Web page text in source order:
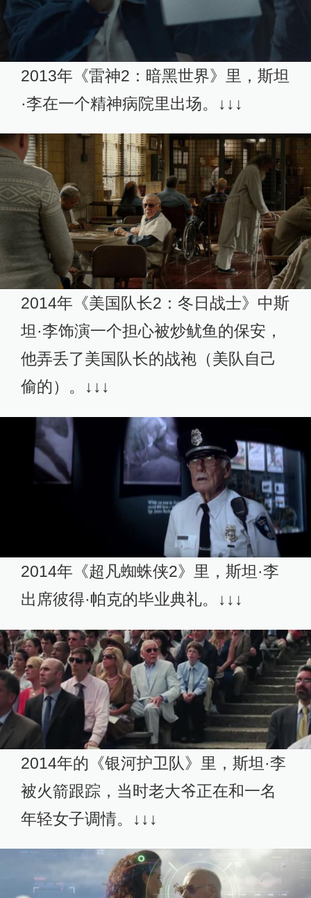
2013年《雷神2：暗黑世界》里，斯坦
·李在一个精神病院里出场。↓↓↓
2014年《美国队长2：冬日战士》中斯
坦·李饰演一个担心被炒鱿鱼的保安，
他弄丢了美国队长的战袍（美队自己
偷的）。↓↓↓
2014年《超凡蜘蛛侠2》里，斯坦·李
出席彼得·帕克的毕业典礼。↓↓↓
2014年的《银河护卫队》里，斯坦·李
被火箭跟踪，当时老大爷正在和一名
年轻女子调情。↓↓↓